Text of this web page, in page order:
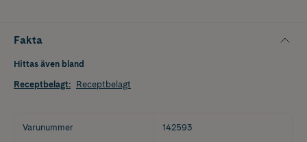
Fakta
Hittas även bland
Receptbelagt: Receptbelagt
Varunummer 142593